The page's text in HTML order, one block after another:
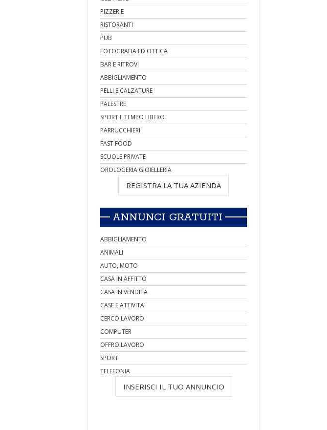
PIZZERIE
RISTORANTI
PUB
FOTOGRAFIA ED OTTICA
BAR E RITROVI
ABBIGLIAMENTO
PELLI E CALZATURE
PALESTRE
SPORT E TEMPO LIBERO
PARRUCCHIERI
FAST FOOD
SCUOLE PRIVATE
OROLOGERIA GIOIELLERIA
REGISTRA LA TUA AZIENDA
ANNUNCI GRATUITI
ABBIGLIAMENTO
ANIMALI
AUTO, MOTO
CASA IN AFFITTO
CASA IN VENDITA
CASE E ATTIVITA'
CERCO LAVORO
COMPUTER
OFFRO LAVORO
SPORT
TELEFONIA
INSERISCI IL TUO ANNUNCIO